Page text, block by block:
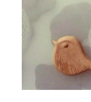
為確保每一
分商品是先